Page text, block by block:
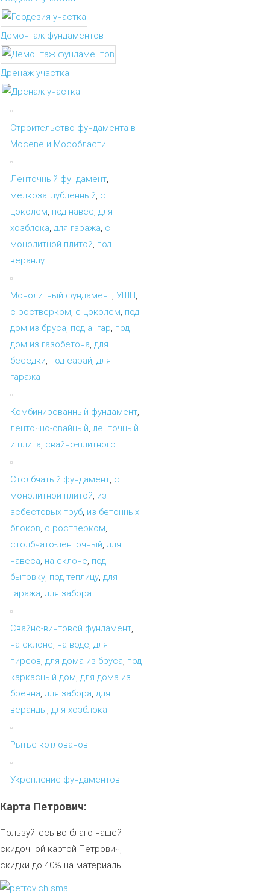
Демонтаж фундаментов
Дренаж участка
Строительство фундамента в
Мосеве и Мособласти
Ленточный фундамент,
мелкозаглубленный, с
цоколем, под навес, для
хозблока, для гаража, с
монолитной плитой, под
веранду
Монолитный фундамент, УШП,
с ростверком, с цоколем, под
дом из бруса, под ангар, под
дом из газобетона, для
беседки, под сарай, для
гаража
Комбинированный фундамент,
ленточно-свайный, ленточный
и плита, свайно-плитного
Столбчатый фундамент, с
монолитной плитой, из
асбестовых труб, из бетонных
блоков, с ростверком,
столбчато-ленточный, для
навеса, на склоне, под
бытовку, под теплицу, для
гаража, для забора
Свайно-винтовой фундамент,
на склоне, на воде, для
пирсов, для дома из бруса, под
каркасный дом, для дома из
бревна, для забора, для
веранды, для хозблока
Рытье котлованов
Укрепление фундаментов
Карта Петрович:
Пользуйтесь во благо нашей
скидочной картой Петрович,
скидки до 40% на материалы.